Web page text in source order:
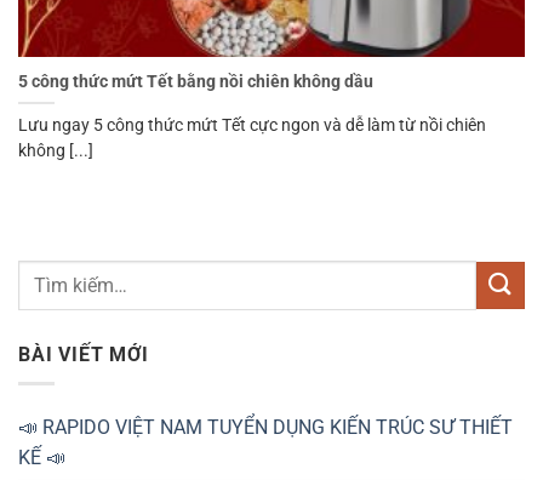
5 công thức mứt Tết bằng nồi chiên không dầu
Lưu ngay 5 công thức mứt Tết cực ngon và dễ làm từ nồi chiên
không [...]
BÀI VIẾT MỚI
📣 RAPIDO VIỆT NAM TUYỂN DỤNG KIẾN TRÚC SƯ THIẾT
KẾ 📣